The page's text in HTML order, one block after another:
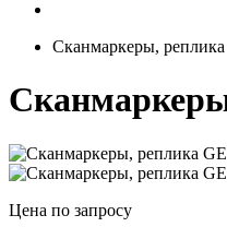
Сканмаркеры,
Цена по запросу